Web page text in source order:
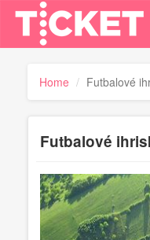
Home Futbalové
Futbalové